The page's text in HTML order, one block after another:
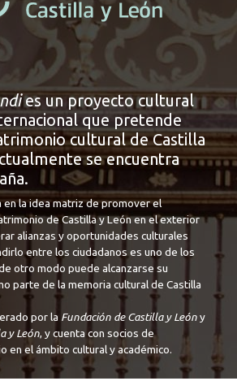
es un proyecto cultural
que pretende
cultural de Castilla
se encuentra
en la idea matriz de promover el
de Castilla y León en el exterior
alianzas y oportunidades culturales
entre los ciudadanos es uno de los
otro modo puede alcanzarse su
parte de la memoria cultural de Castilla
por la Fundación de Castilla y Leóny
y León, y cuenta con socios de
en el ámbito cultural y académico.